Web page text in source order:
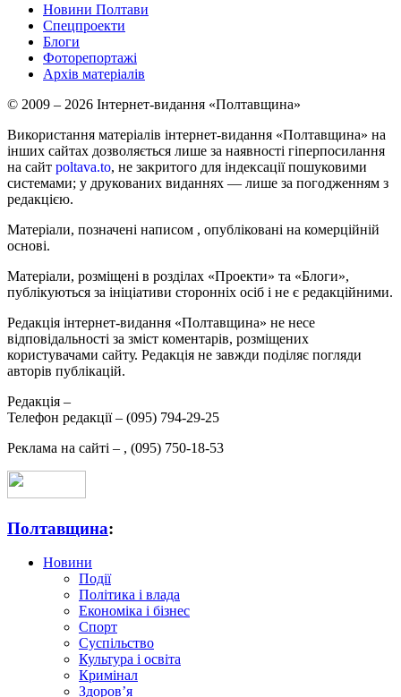
Новини Полтави
Спецпроекти
Блоги
Фоторепортажі
Архів матеріалів
© 2009 – 2026 Інтернет-видання «Полтавщина»
Використання матеріалів інтернет-видання «Полтавщина» на
інших сайтах дозволяється лише за наявності гіперпосилання
на сайт poltava.to, не закритого для індексації пошуковими
системами; у друкованих виданнях — лише за погодженням з
редакцією.
Матеріали, позначені написом , опубліковані на комерційній
основі.
Матеріали, розміщені в розділах «Проекти» та «Блоги»,
публікуються за ініціативи сторонніх осіб і не є редакційними.
Редакція інтернет-видання «Полтавщина» не несе
відповідальності за зміст коментарів, розміщених
користувачами сайту. Редакція не завжди поділяє погляди
авторів публікацій.
Редакція –
Телефон редакції – (095) 794-29-25
Реклама на сайті – , (095) 750-18-53
Полтавщина:
Новини
Події
Політика і влада
Економіка і бізнес
Спорт
Суспільство
Культура і освіта
Кримінал
Здоров’я